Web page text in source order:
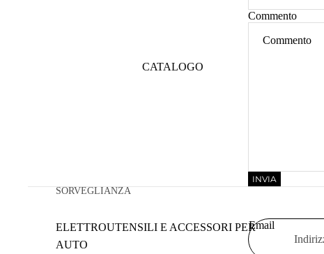
CATALOGO
SORVEGLIANZA
ELETTROUTENSILI E ACCESSORI PER
AUTO
Commento
INVIA
Email